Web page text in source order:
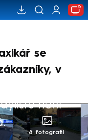
se
v
není
8 fotografií